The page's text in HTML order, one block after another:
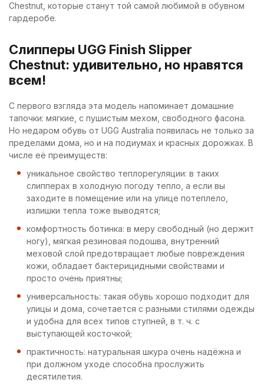
Chestnut, которые станут той самой любимой в обувном
гардеробе.
Слипперы UGG Finish Slipper
Chestnut: удивительно, но нравятся
всем!
С первого взгляда эта модель напоминает домашние
тапочки: мягкие, с пушистым мехом, свободного фасона.
Но недаром обувь от UGG Australia появилась не только за
пределами дома, но и на подиумах и красных дорожках. В
числе её преимуществ:
уникальное свойство теплорегуляции: в таких
слипперах в холодную погоду тепло, а если вы
заходите в помещение или на улице потеплело,
излишки тепла тоже выводятся;
комфортность ботинка: в меру свободный (но держит
ногу), мягкая резиновая подошва, внутренний
меховой слой предотвращает любые повреждения
кожи, обладает бактерицидными свойствами и
просто очень приятны;
универсальность: такая обувь хорошо подходит для
улицы и дома, сочетается с разными стилями одежды
и удобна для всех типов ступней, в т. ч. с
выступающей косточкой;
практичность: натуральная шкура очень надёжна и
при должном уходе способна прослужить
десятилетия.